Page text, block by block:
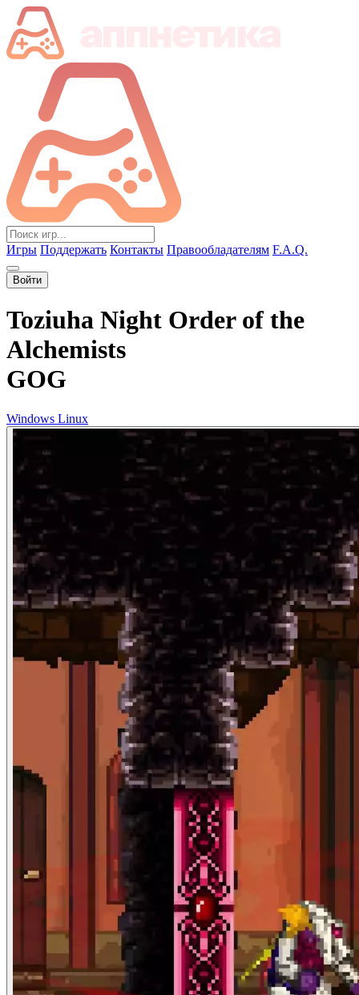
Игры Поддержать Контакты Правообладателям F.A.Q.
Войти
Toziuha Night Order of the
Alchemists
GOG
Windows Linux